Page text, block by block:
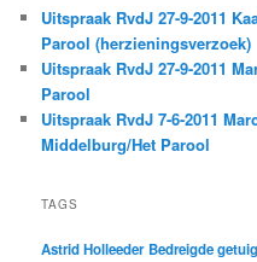
Uitspraak RvdJ 27-9-2011
Parool (herzieningsverzoek)
Uitspraak RvdJ 27-9-2011
Parool
Uitspraak RvdJ 7-6-2011
Middelburg/Het Parool
TAGS
Astrid Holleeder Bedreigde